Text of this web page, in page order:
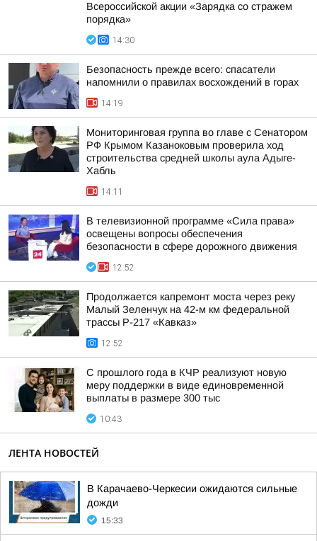
Всероссийской акции «Зарядка со стражем
порядка»
14:30
Безопасность прежде всего: спасатели
напомнили о правилах восхождений в горах
14:19
Мониторинговая группа во главе с Сенатором
РФ Крымом Казаноковым проверила ход
строительства средней школы аула Адыге-
Хабль
14:11
В телевизионной программе «Сила права»
освещены вопросы обеспечения
безопасности в сфере дорожного движения
12:52
Продолжается капремонт моста через реку
Малый Зеленчук на 42-м км федеральной
трассы Р-217 «Кавказ»
12:52
С прошлого года в КЧР реализуют новую
меру поддержки в виде единовременной
выплаты в размере 300 тыс
10:43
ЛЕНТА НОВОСТЕЙ
В Карачаево-Черкесии ожидаются сильные
дожди
15:33